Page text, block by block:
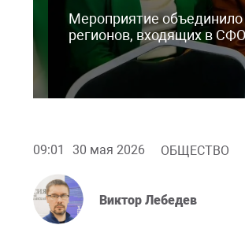
Мероприятие объединило
регионов, входящих в СФО
09:01 30 мая 2026 ОБЩЕСТВО
Виктор Лебедев